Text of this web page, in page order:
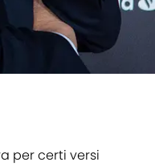
per certi versi